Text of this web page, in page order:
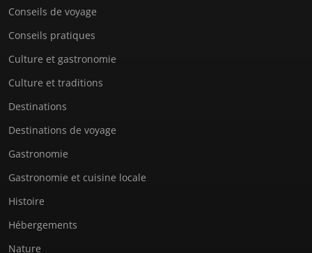
Conseils de voyage
Conseils pratiques
Culture et gastronomie
Culture et traditions
Destinations
Destinations de voyage
Gastronomie
Gastronomie et cuisine locale
Histoire
Hébergements
Nature